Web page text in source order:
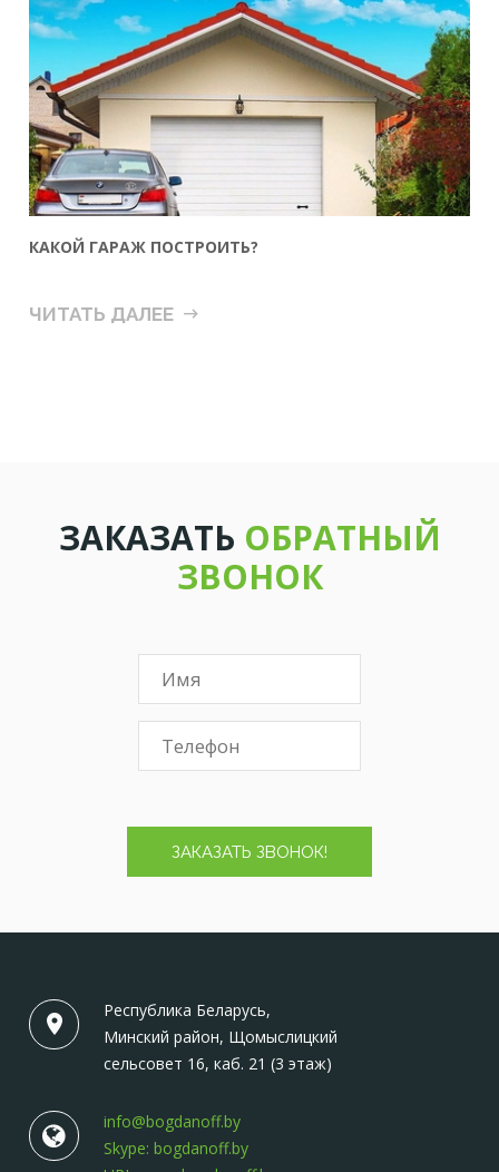
КАКОЙ ГАРАЖ ПОСТРОИТЬ?
ЧИТАТЬ ДАЛЕЕ
ЗАКАЗАТЬ ОБРАТНЫЙ
ЗВОНОК
ЗАКАЗАТЬ ЗВОНОК!
Республика Беларусь,
Минский район, Щомыслицкий
сельсовет 16, каб. 21 (3 этаж)
info@bogdanoff.by
Skype: bogdanoff.by